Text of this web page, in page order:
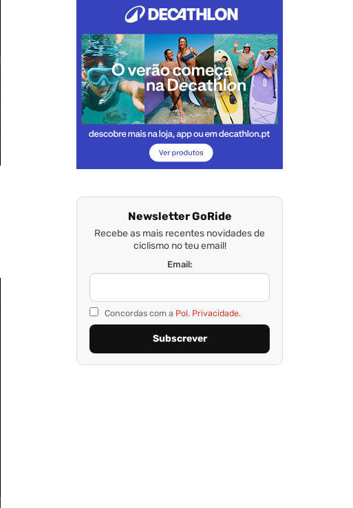
Newsletter GoRide
Recebe as mais recentes novidades de
ciclismo no teu email!
Email:
Concordas com a Pol. Privacidade.